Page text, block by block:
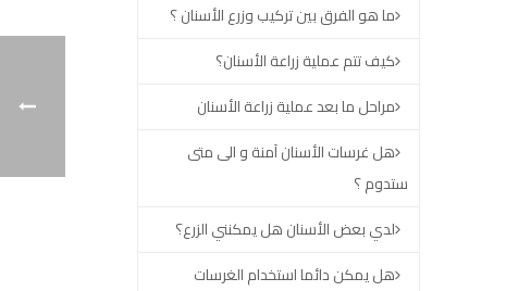
ما هو الفرق بين تركيب وزرع الأسنان ؟
كيف تتم عملية زراعة الأسنان؟
مراحل ما بعد عملية زراعة الأسنان
هل غرسات الأسنان آمنة و الى متى
ستدوم ؟
لدي بعض الأسنان هل يمكنني الزرع؟
هل يمكن دائما استخدام الغرسات